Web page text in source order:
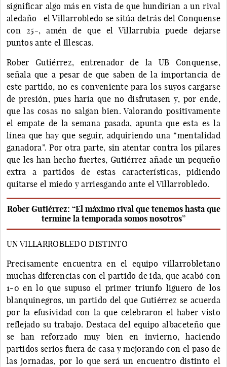
significar algo más en vista de que hundirían a un rival
aledaño -el Villarrobledo se sitúa detrás del Conquense
con 25-, amén de que el Villarrubia puede dejarse
puntos ante el Illescas.
Rober Gutiérrez, entrenador de la UB Conquense,
señala que a pesar de que saben de la importancia de
este partido, no es conveniente para los suyos cargarse
de presión, pues haría que no disfrutasen y, por ende,
que las cosas no salgan bien. Valorando positivamente
el empate de la semana pasada, apunta que esta es la
línea que hay que seguir, adquiriendo una “mentalidad
ganadora”. Por otra parte, sin atentar contra los pilares
que les han hecho fuertes, Gutiérrez añade un pequeño
extra a partidos de estas características, pidiendo
quitarse el miedo y arriesgando ante el Villarrobledo.
Rober Gutiérrez: “El máximo rival que tenemos hasta que
termine la temporada somos nosotros”
UN VILLARROBLEDO DISTINTO
Precisamente encuentra en el equipo villarrobletano
muchas diferencias con el partido de ida, que acabó con
1-0 en lo que supuso el primer triunfo liguero de los
blanquinegros, un partido del que Gutiérrez se acuerda
por la efusividad con la que celebraron el haber visto
reflejado su trabajo. Destaca del equipo albaceteño que
se han reforzado muy bien en invierno, haciendo
partidos serios fuera de casa y mejorando con el paso de
las jornadas, por lo que será un encuentro distinto el